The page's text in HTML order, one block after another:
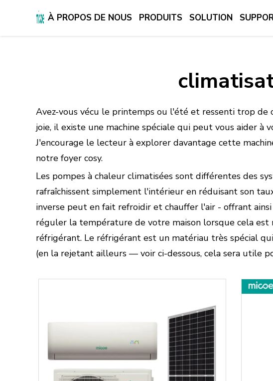
À PROPOS DE NOUS PRODUITS SOLUTION
SUPPORT ET SERVICES
CENTRE DE PRESSE
CONTACTEZ-NOUS
Avez-vous vécu le printemps ou l'été et ressenti trop
joie, il existe une machine spéciale qui peut vous aider
J'encourage le lecteur à explorer davantage cette
notre foyer cosy.
Les pompes à chaleur climatisées sont différentes des
rafraîchissent simplement l'intérieur en réduisant son
inverse peut en fait refroidir et chauffer l'air - offrant
réguler la température de votre maison lorsque cela est
réfrigérant. Le réfrigérant est un matériau très spécial
(en la rejetant ailleurs — voir ci-dessous, cela sera utile